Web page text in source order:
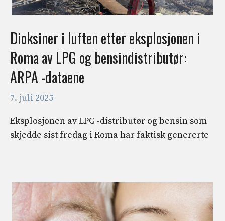
Dioksiner i luften etter eksplosjonen i
Roma av LPG og bensindistributør:
ARPA -dataene
7. juli 2025
Eksplosjonen av LPG -distributør og bensin som
skjedde sist fredag ​​i Roma har faktisk genererte